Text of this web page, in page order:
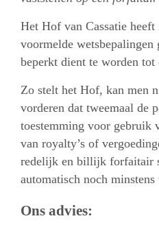
Het Hof van Cassatie heeft
voormelde wetsbepalingen
beperkt dient te worden
Zo stelt het Hof, kan men
vorderen dat tweemaal de
toestemming voor gebruik
van royalty’s of
redelijk en billijk forfaitair
automatisch noch
Ons advies: